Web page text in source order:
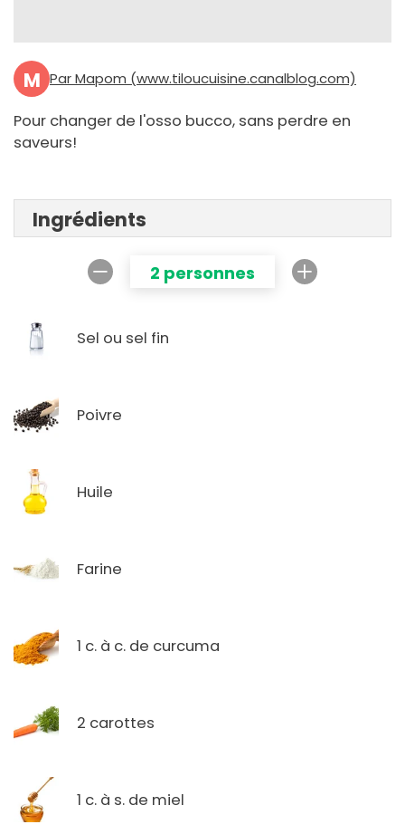
M Par Mapom (www.tiloucuisine.canalblog.com)
Pour changer de l'osso bucco, sans perdre en
saveurs!
Ingrédients
2 personnes
Sel ou sel fin
Poivre
Huile
Farine
1 c. à c. de curcuma
2 carottes
1 c. à s. de miel